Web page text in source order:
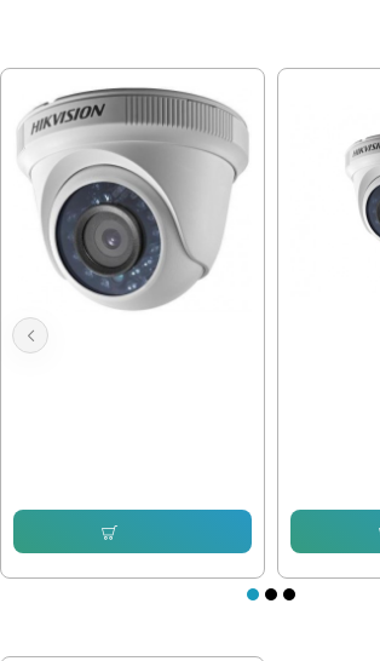
Камера Hikvision DS-2CE56D0T-
IRPF
1mpx,